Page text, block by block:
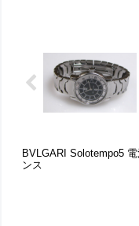
BVLGARI Solotempo5
ンス